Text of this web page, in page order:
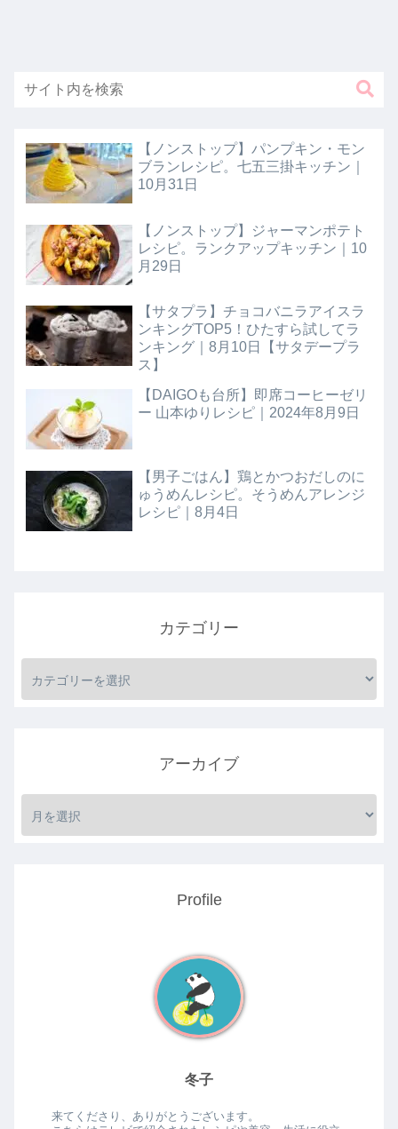
【ノンストップ】パンプキン・モン
ブランレシピ。七五三掛キッチン｜
10月31日
【ノンストップ】ジャーマンポテト
レシピ。ランクアップキッチン｜10
月29日
【サタプラ】チョコバニラアイスラ
ンキングTOP5！ひたすら試してラ
ンキング｜8月10日【サタデープラ
ス】
【DAIGOも台所】即席コーヒーゼリ
ー 山本ゆりレシピ｜2024年8月9日
【男子ごはん】鶏とかつおだしのに
ゅうめんレシピ。そうめんアレンジ
レシピ｜8月4日
カテゴリー
アーカイブ
Profile
冬子
来てくださり、ありがとうございます。